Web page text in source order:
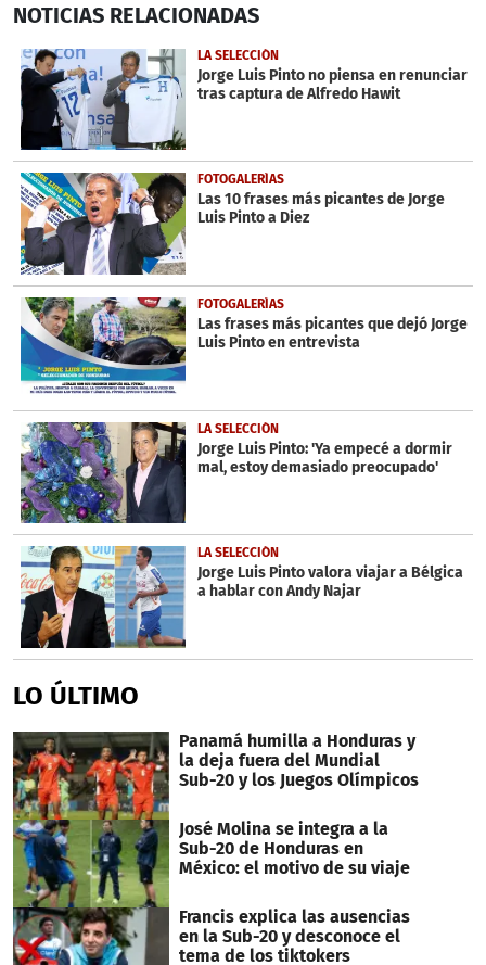
seconds
15
seconds
NOTICIAS RELACIONADAS
LA SELECCIÓN
Jorge Luis Pinto no piensa en renunciar
tras captura de Alfredo Hawit
FOTOGALERÍAS
Las 10 frases más picantes de Jorge
Luis Pinto a Diez
FOTOGALERÍAS
Las frases más picantes que dejó Jorge
Luis Pinto en entrevista
LA SELECCIÓN
Jorge Luis Pinto: 'Ya empecé a dormir
mal, estoy demasiado preocupado'
LA SELECCIÓN
Jorge Luis Pinto valora viajar a Bélgica
a hablar con Andy Najar
LO ÚLTIMO
Panamá humilla a Honduras y
la deja fuera del Mundial
Sub-20 y los Juegos Olímpicos
José Molina se integra a la
Sub-20 de Honduras en
México: el motivo de su viaje
Francis explica las ausencias
en la Sub-20 y desconoce el
tema de los tiktokers